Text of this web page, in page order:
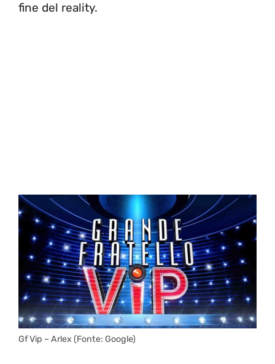
fine del reality.
Gf Vip – Arlex (Fonte: Google)